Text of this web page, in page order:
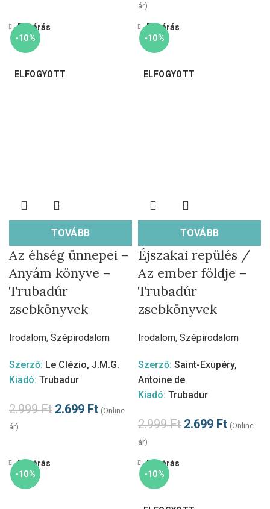
ár)
-10%
ELFOGYOTT
TOVÁBB
Bezárás
Az éhség ünnepei –
Anyám könyve –
Trubadúr
zsebkönyvek
Irodalom, Szépirodalom
Szerző: Le Clézio, J.M.G.
Kiadó: Trubadur
2.999Ft 2.699 Ft (Online
ár)
-10%
ELFOGYOTT
TOVÁBB
Bezárás
Éjszakai repülés /
Az ember földje –
Trubadúr
zsebkönyvek
Irodalom, Szépirodalom
Szerző: Saint-Exupéry,
Antoine de
Kiadó: Trubadur
2.999Ft 2.699 Ft (Online
ár)
-10%
Bezárás
-10%
Bezárás